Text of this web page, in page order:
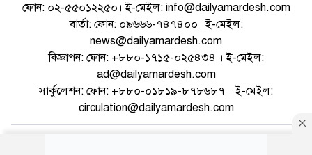
ফোন: ০২-৫৫০১২২৫০। ই-মেইল: info@dailyamardesh.com
বার্তা: ফোন: ০৯৬৬৬-৭৪৭৪০০। ই-মেইল:
news@dailyamardesh.com
বিজ্ঞাপন: ফোন: +৮৮০-১৭১৫-০২৫৪৩৪ । ই-মেইল:
ad@dailyamardesh.com
সার্কুলেশন: ফোন: +৮৮০-০১৮১৯-৮৭৮৬৮৭ । ই-মেইল:
circulation@dailyamardesh.com